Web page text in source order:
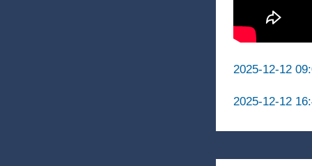
2025-12-12
2025-12-12